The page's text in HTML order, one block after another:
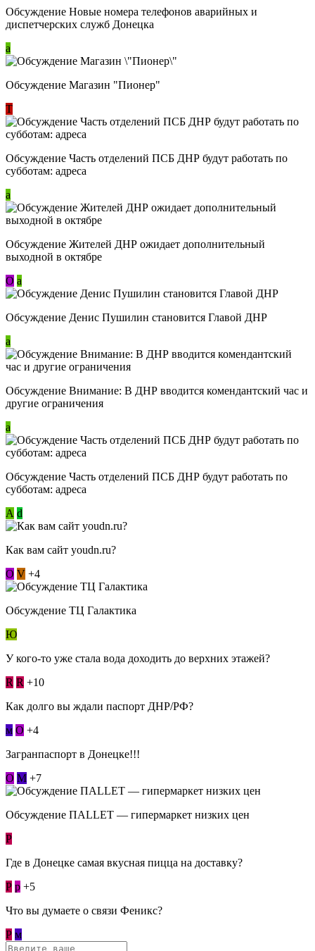
Обсуждение Новые номера телефонов аварийных и
диспетчерских служб Донецка
a
Обсуждение Магазин "Пионер"
Т
Обсуждение Часть отделений ПСБ ДНР будут работать по
субботам: адреса
a
Обсуждение Жителей ДНР ожидает дополнительный
выходной в октябре
О a
Обсуждение Денис Пушилин становится Главой ДНР
a
Обсуждение Внимание: В ДНР вводится комендантский час и
другие ограничения
a
Обсуждение Часть отделений ПСБ ДНР будут работать по
субботам: адреса
А d
Как вам сайт youdn.ru?
О V +4
Обсуждение ТЦ Галактика
Ю
У кого-то уже стала вода доходить до верхних этажей?
R R +10
Как долго вы ждали паспорт ДНР/РФ?
м О +4
Загранпаспорт в Донецке!!!
О М +7
Обсуждение ПАLLЕТ — гипермаркет низких цен
Р
Где в Донецке самая вкусная пицца на доставку?
Р p +5
Что вы думаете о связи Феникс?
Р м